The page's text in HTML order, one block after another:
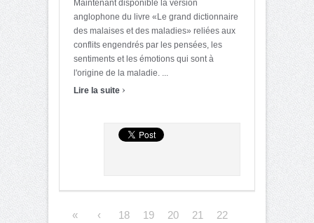
Maintenant disponible la version
anglophone du livre «Le grand dictionnaire
des malaises et des maladies» reliées aux
conflits engendrés par les pensées, les
sentiments et les émotions qui sont à
l'origine de la maladie. ...
Lire la suite ›
« ‹ 18 19 20 21
22